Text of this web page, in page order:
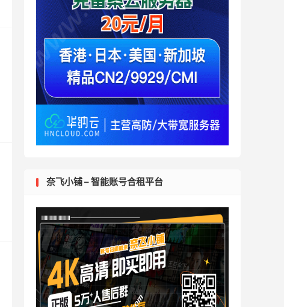
奈飞小铺 – 智能账号合租平台